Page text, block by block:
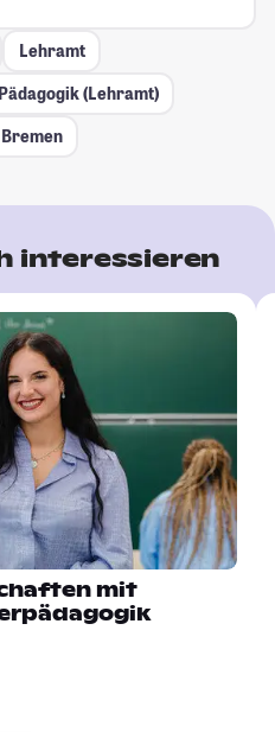
Lehramt
(Lehramt)
Bremen
interessieren
mit